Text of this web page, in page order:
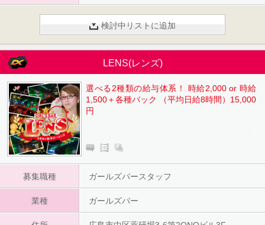
検討中リストに追加
LENS(レンズ)
選べる2種類の給与体系！ 時給2,000 or 時給
1,500＋各種バック （平均日給8時間）15,000
円
募集職種 ガールズバースタッフ
業種 ガールズバー